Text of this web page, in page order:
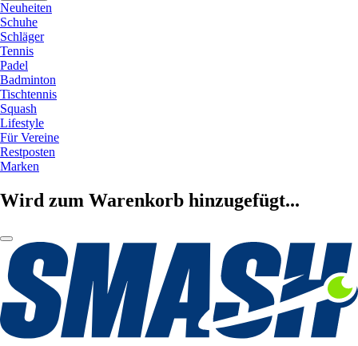
Neuheiten
Schuhe
Schläger
Tennis
Padel
Badminton
Tischtennis
Squash
Lifestyle
Für Vereine
Restposten
Marken
Wird zum Warenkorb hinzugefügt...